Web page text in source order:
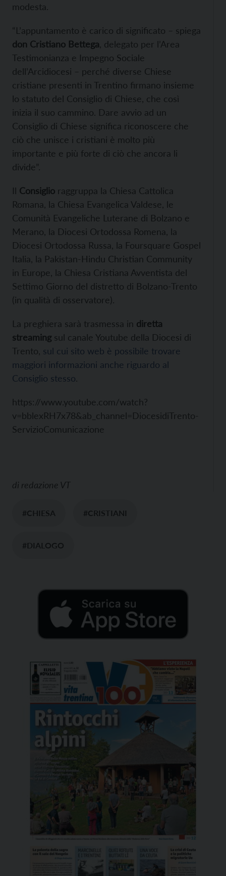
modesta.
“L’appuntamento è carico di significato – spiega
don Cristiano Bettega , delegato per l’Area
Testimonianza e Impegno Sociale
dell’Arcidiocesi – perché diverse Chiese
cristiane presenti in Trentino firmano insieme
lo statuto del Consiglio di Chiese, che così
inizia il suo cammino. Dare avvio ad un
Consiglio di Chiese significa riconoscere che
ciò che unisce i cristiani è molto più
importante e più forte di ciò che ancora li
divide”.
Il Consiglio raggruppa la Chiesa Cattolica
Romana, la Chiesa Evangelica Valdese, le
Comunità Evangeliche Luterane di Bolzano e
Merano, la Diocesi Ortodossa Romena, la
Diocesi Ortodossa Russa, la Foursquare Gospel
Italia, la Pakistan-Hindu Christian Community
in Europe, la Chiesa Cristiana Avventista del
Settimo Giorno del distretto di Bolzano-Trento
(in qualità di osservatore).
La preghiera sarà trasmessa in diretta
streaming sul canale Youtube della Diocesi di
Trento, sul cui sito web è possibile trovare
maggiori informazioni anche riguardo al
Consiglio stesso.
https://www.youtube.com/watch?
v=bblexRH7x78&ab_channel=DiocesidiTrento-
ServizioComunicazione
di redazione VT
#CHIESA #CRISTIANI
#DIALOGO